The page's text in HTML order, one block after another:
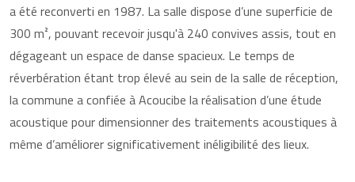
a été reconverti en 1987. La salle dispose d’une superficie de
300 m², pouvant recevoir jusqu'à 240 convives assis, tout en
dégageant un espace de danse spacieux. Le temps de
réverbération étant trop élevé au sein de la salle de réception,
la commune a confiée à Acoucibe la réalisation d’une étude
acoustique pour dimensionner des traitements acoustiques à
même d’améliorer significativement inéligibilité des lieux.